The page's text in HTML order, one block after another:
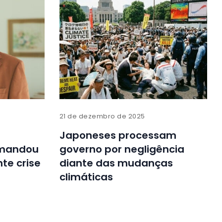
crise
21 de dezembro de 2025
Japoneses processam
governo por negligência
diante das mudanças
climáticas